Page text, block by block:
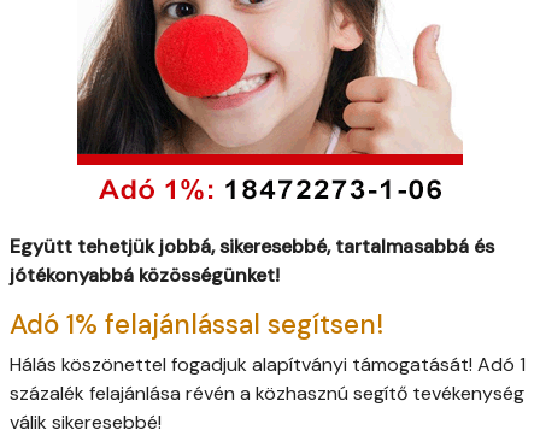
Együtt tehetjük jobbá, sikeresebbé, tartalmasabbá és
jótékonyabbá közösségünket!
Adó 1% felajánlással segítsen!
Hálás köszönettel fogadjuk alapítványi támogatását! Adó 1
százalék felajánlása révén a közhasznú segítő tevékenység
válik sikeresebbé!